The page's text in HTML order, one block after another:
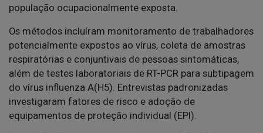
população ocupacionalmente exposta.
Os métodos incluíram monitoramento de trabalhadores
potencialmente expostos ao vírus, coleta de amostras
respiratórias e conjuntivais de pessoas sintomáticas,
além de testes laboratoriais de RT-PCR para subtipagem
do vírus influenza A(H5). Entrevistas padronizadas
investigaram fatores de risco e adoção de
equipamentos de proteção individual (EPI).